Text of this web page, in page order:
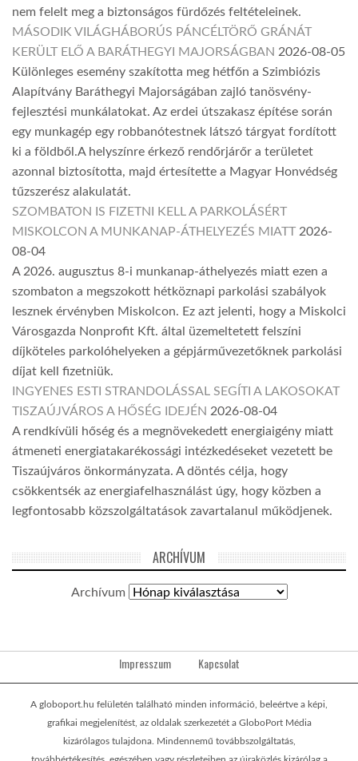
nem felelt meg a biztonságos fürdőzés feltételeinek.
MÁSODIK VILÁGHÁBORÚS PÁNCÉLTÖRŐ GRÁNÁT
KERÜLT ELŐ A BARÁTHEGYI MAJORSÁGBAN 2026-08-05
Különleges esemény szakította meg hétfőn a Szimbiózis
Alapítvány Baráthegyi Majorságában zajló tanösvény-
fejlesztési munkálatokat. Az erdei útszakasz építése során
egy munkagép egy robbanótestnek látszó tárgyat fordított
ki a földből.A helyszínre érkező rendőrjárőr a területet
azonnal biztosította, majd értesítette a Magyar Honvédség
tűzszerész alakulatát.
SZOMBATON IS FIZETNI KELL A PARKOLÁSÉRT
MISKOLCON A MUNKANAP-ÁTHELYEZÉS MIATT 2026-
08-04
A 2026. augusztus 8-i munkanap-áthelyezés miatt ezen a
szombaton a megszokott hétköznapi parkolási szabályok
lesznek érvényben Miskolcon. Ez azt jelenti, hogy a Miskolci
Városgazda Nonprofit Kft. által üzemeltetett felszíni
díjköteles parkolóhelyeken a gépjárművezetőknek parkolási
díjat kell fizetniük.
INGYENES ESTI STRANDOLÁSSAL SEGÍTI A LAKOSOKAT
TISZAÚJVÁROS A HŐSÉG IDEJÉN 2026-08-04
A rendkívüli hőség és a megnövekedett energiaigény miatt
átmeneti energiatakarékossági intézkedéseket vezetett be
Tiszaújváros önkormányzata. A döntés célja, hogy
csökkentsék az energiafelhasználást úgy, hogy közben a
legfontosabb közszolgáltatások zavartalanul működjenek.
ARCHÍVUM
Archívum
Impresszum Kapcsolat
A globoport.hu felületén található minden információ, beleértve a képi,
grafikai megjelenítést, az oldalak szerkezetét a GloboPort Média
kizárólagos tulajdona. Mindennemű továbbszolgáltatás,